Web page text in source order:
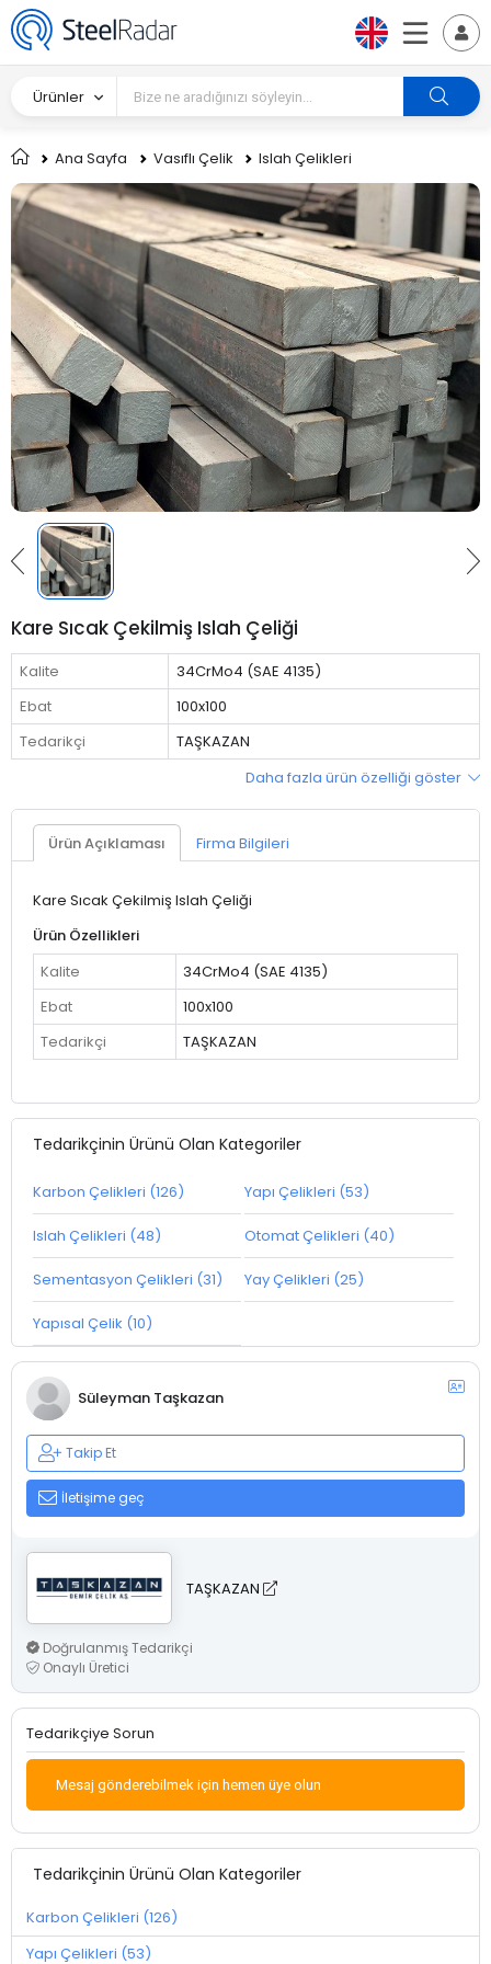
Ürünler
Ana Sayfa Vasıflı Çelik Islah Çelikleri
Kare Sıcak Çekilmiş Islah Çeliği
Kalite
34CrMo4 (SAE 4135)
Ebat
100x100
Tedarikçi
TAŞKAZAN
Daha fazla ürün özelliği göster
Ürün Açıklaması Firma Bilgileri
Kare Sıcak Çekilmiş Islah Çeliği
Ürün Özellikleri
Kalite
34CrMo4 (SAE 4135)
Ebat
100x100
Tedarikçi
TAŞKAZAN
Tedarikçinin Ürünü Olan Kategoriler
Karbon Çelikleri (126) Yapı Çelikleri (53)
Islah Çelikleri (48) Otomat Çelikleri (40)
Sementasyon Çelikleri (31) Yay Çelikleri (25)
Yapısal Çelik (10)
Süleyman Taşkazan
Takip Et
İletişime geç
TAŞKAZAN
Doğrulanmış Tedarikçi
Onaylı Üretici
Tedarikçiye Sorun
Mesaj gönderebilmek için hemen üye olun
Tedarikçinin Ürünü Olan Kategoriler
Karbon Çelikleri (126)
Yapı Çelikleri (53)